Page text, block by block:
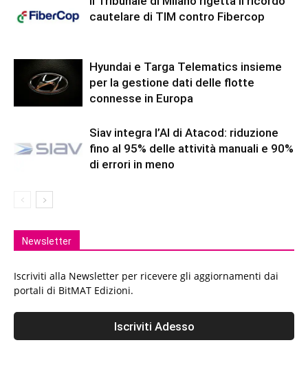
cautelare di TIM contro Fibercop
Hyundai e Targa Telematics insieme
per la gestione dati delle flotte
connesse in Europa
Siav integra l’AI di Atacod: riduzione
fino al 95% delle attività manuali e 90%
di errori in meno
Newsletter
Iscriviti alla Newsletter per ricevere gli aggiornamenti dai
portali di BitMAT Edizioni.